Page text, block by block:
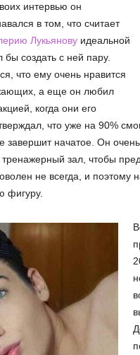
интервью он
в том, что считает
Лукьяновуидеальной
создать с ней пару.
что ему очень нравится
а еще он любил
когда они его
что уже на 90%
завершит начатое. Он
зал, чтобы
не всегда, и
фигуру.